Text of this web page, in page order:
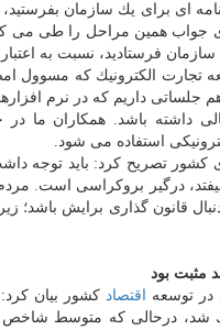
ای برای یك سازمان
جواب همین مراحل را طی می
فرستادید، نسبت به
تجارت الكترونیك كه مسوول
داریم كه در نرم
داشته باشد. همكاران ما
استفاده می شود.
كشور تصریح كرد: باید توجه
درگیر بروكراسی است. مردم
قانون گذاری برایش
در توسعه
اقتصاد كشور بیان